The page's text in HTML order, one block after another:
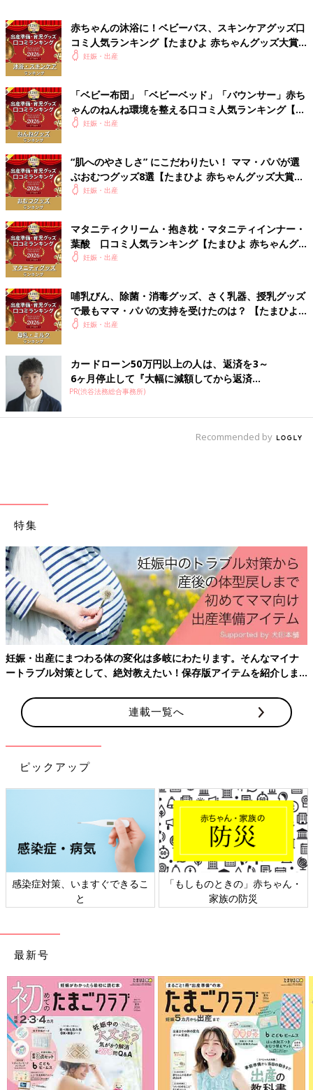
※写真は、nishikawa のベビー羽毛組ふとん６点セット
3万8500円
ムレ感を軽減する構造の敷布団で、汗っかきな赤ちゃんも快適に
眠れる。洗濯機で洗える点も◎。
●吸水性、保湿性、通気性すべてにおいて申し分なし。高
品質でも、洗濯機でまる洗いできるなど、扱いやすく大満
足。（京都府／生後10カ月ベビーのパパ）
●敷布団に適度なかたさがあり、安心して使える。へたら
ない点も◎。（広島県／産後10カ月のママ）
Amazonで見る
3位 アカチャンホンポ
肌触りのよさや丈夫さといった品質のよさが高評価。「便利な防
水キルトパッドもついたセット内容にもかかわらず、価格がお手
ごろ」と支持を集めています。
※写真は、ベビーふとん 7点セット スタークラウド
基本の寝具の7点セット。防水シーツとキルトパッドが一つにな
用）など、どれも手入れしやすい。
●軽くてコンパクトに収納できて、置き場所をとらない。
（青森県／生後1年ベビーのパパ）
●敷布団が適度なかたさで安心。価格も手ごろ。（埼玉県
／生後3カ月ベビーのパパ）
●肌触りのよさと、やさしい雰囲気のデザインがお気に入
4位 サンデシカ
現役ママの声を製品に反映しているブランド。素材のよさやデザ
インのかわいさ、絶妙な色合いに定評があり、まる洗い可能な点
も高評価。
赤ちゃんの沐浴に！ベビーバス、スキンケアグッズ口
コミ人気ランキング【たまひよ 赤ちゃんグッズ大賞
2026】
妊娠・出産
「ベビー布団」「ベビーベッド」「バウンサー」赤ち
ゃんのねんね環境を整える口コミ人気ランキング【た
まひよ 赤ちゃんグッズ大賞2026】
妊娠・出産
“肌へのやさしさ” にこだわりたい！ ママ・パパが選
ぶおむつグッズ8選【たまひよ 赤ちゃんグッズ大賞
2026】
妊娠・出産
マタニティクリーム・抱き枕・マタニティインナー・
葉酸 口コミ人気ランキング【たまひよ 赤ちゃんグ
ッズ大賞2026】
妊娠・出産
哺乳びん、除菌・消毒グッズ、さく乳器、授乳グッズ
で最もママ・パパの支持を受けたのは？ 【たまひよ
赤ちゃんグッズ大賞2026】
妊娠・出産
カードローン50万円以上の人は、返済を3～
6ヶ月停止して『大幅に減額してから返済...
PR(渋谷法務総合事務所)
Recommended by
特集
妊娠・出産にまつわる体の変化は多岐にわたります。そんなマイナ
ートラブル対策として、絶対教えたい！保存版アイテムを紹介しま
連載一覧へ
ピックアップ
感染症対策、いますぐできるこ
と
「もしものときの」赤ちゃん・
家族の防災
最新号